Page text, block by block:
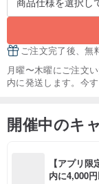
ご注文完了後、無
月曜〜木曜にご注文
内に発送します。今
開催中のキ
【アプリ
内に4,000